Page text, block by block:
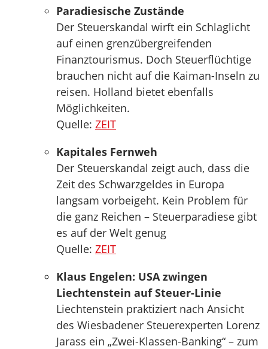
Paradiesische Zustände
Der Steuerskandal wirft ein Schlaglicht
auf einen grenzübergreifenden
Finanztourismus. Doch Steuerflüchtige
brauchen nicht auf die Kaiman-Inseln zu
reisen. Holland bietet ebenfalls
Möglichkeiten.
Quelle: ZEIT
Kapitales Fernweh
Der Steuerskandal zeigt auch, dass die
Zeit des Schwarzgeldes in Europa
langsam vorbeigeht. Kein Problem für
die ganz Reichen – Steuerparadiese gibt
es auf der Welt genug
Quelle: ZEIT
Klaus Engelen: USA zwingen
Liechtenstein auf Steuer-Linie
Liechtenstein praktiziert nach Ansicht
des Wiesbadener Steuerexperten Lorenz
Jarass ein „Zwei-Klassen-Banking“ – zum